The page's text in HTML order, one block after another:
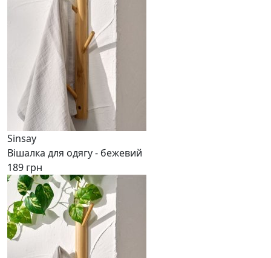
Sinsay
Вішалка для одягу - бежевий
189 грн